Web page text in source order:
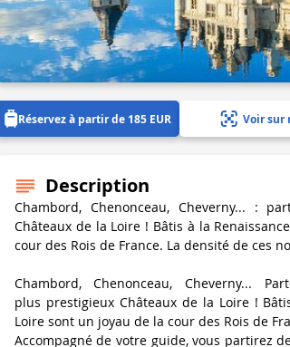
Réservez à partir de 185 EUR Voir sur
Description
Chambord, Chenonceau, Cheverny... :
Châteaux de la Loire ! Bâtis à la
cour des Rois de France. La densité de ces
Chambord, Chenonceau, Cheverny...
plus prestigieux Châteaux de la Loire !
Loire sont un joyau de la cour des Rois de
Accompagné de votre guide, vous partirez